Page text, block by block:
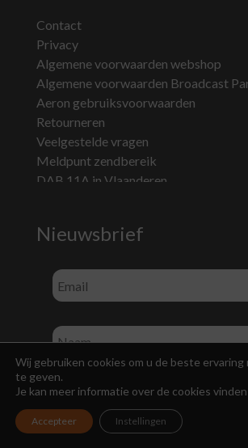
Contact
Privacy
Algemene voorwaarden webshop
Algemene voorwaarden Broadcast
Aeron gebruiksvoorwaarden
Retourneren
Veelgestelde vragen
Meldpunt zendbereik
DAB 11A in Vlaanderen
Nieuwsbrief
Wij gebruiken cookies om u de beste
te geven.
Je kan meer informatie over de cookies
Accepteer Instellingen